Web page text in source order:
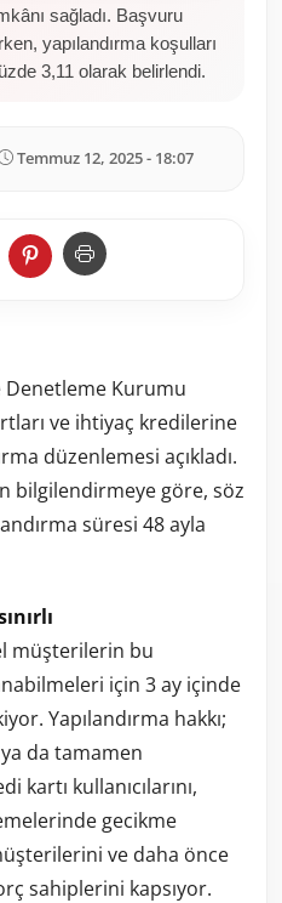
sağladı. Başvuru
yapılandırma koşulları
3,11 olarak belirlendi.
Temmuz 12, 2025 - 18:07
Denetleme Kurumu
ve ihtiyaç kredilerine
düzenlemesi açıkladı.
bilgilendirmeye göre, söz
süresi 48 ayla
müşterilerin bu
için 3 ay içinde
Yapılandırma hakkı;
da tamamen
kartı kullanıcılarını,
gecikme
ve daha önce
sahiplerini kapsıyor.